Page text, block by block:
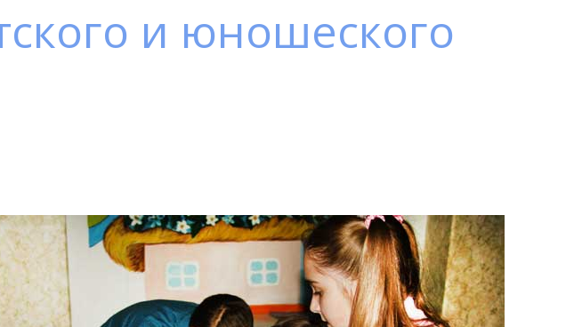
и юношеского